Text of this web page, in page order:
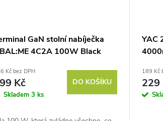
GaN stolní nabíječka
4C2A 100W Black
Kč bez DPH
Kč
Skladem3 ks
DO KOŠÍKU
YAC
189 Kč
229